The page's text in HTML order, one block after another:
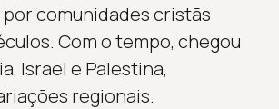
comunidades cristãs
Com o tempo, chegou
Israel e Palestina,
regionais.